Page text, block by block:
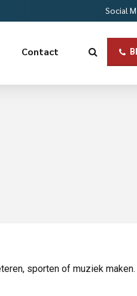
Social
Contact
sporten of muziek